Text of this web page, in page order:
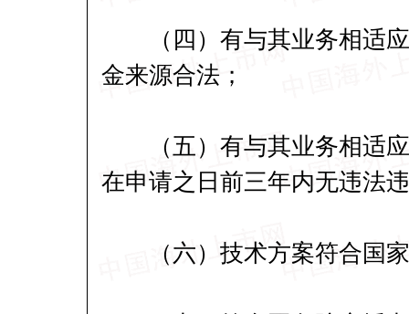
（四）有与其业务相适应
金来源合法；
（五）有与其业务相适应
在申请之日前三年内无违法
（六）技术方案符合国家